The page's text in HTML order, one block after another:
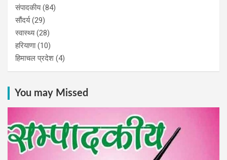
संपादकीय(84)
सौंदर्य(29)
स्वास्थ्य(28)
हरियाणा(10)
हिमाचल प्रदेश (4)
You may Missed